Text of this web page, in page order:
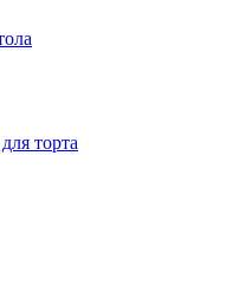
торта